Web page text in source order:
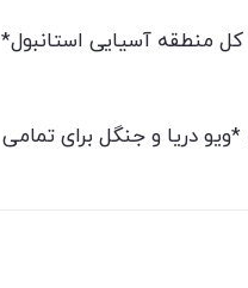
کل منطقه آسیایی استانبول*
دریا و جنگل برای تمامی